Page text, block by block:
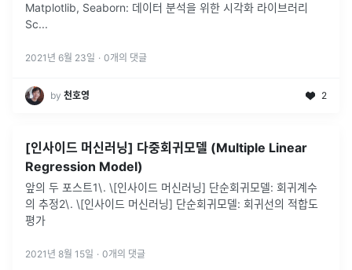
Matplotlib, Seaborn: 데이터 분석을 위한 시각화 라이브러리
Sc...
2021년 6월 23일 · 0개의 댓글
by 천호영 2
[인사이드 머신러닝] 다중회귀모델 (Multiple Linear
Regression Model)
앞의 두 포스트1\. \[인사이드 머신러닝] 단순회귀모델: 회귀계수
의 추정2\. \[인사이드 머신러닝] 단순회귀모델: 회귀선의 적합도
평가
2021년 8월 15일 · 0개의 댓글